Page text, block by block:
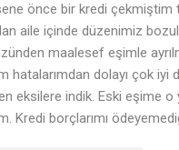
önce bir kredi
aile içinde düzenimiz
maalesef eşimle
hatalarımdan dolayı çok iyi
eksilere indik. Eski eşime o
Kredi borçlarımı